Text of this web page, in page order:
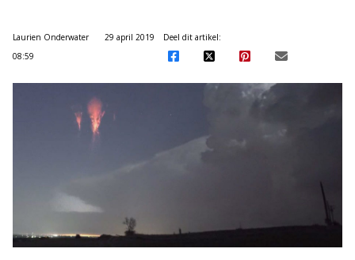
Laurien Onderwater
29 april 2019
08:59
Deel dit artikel: